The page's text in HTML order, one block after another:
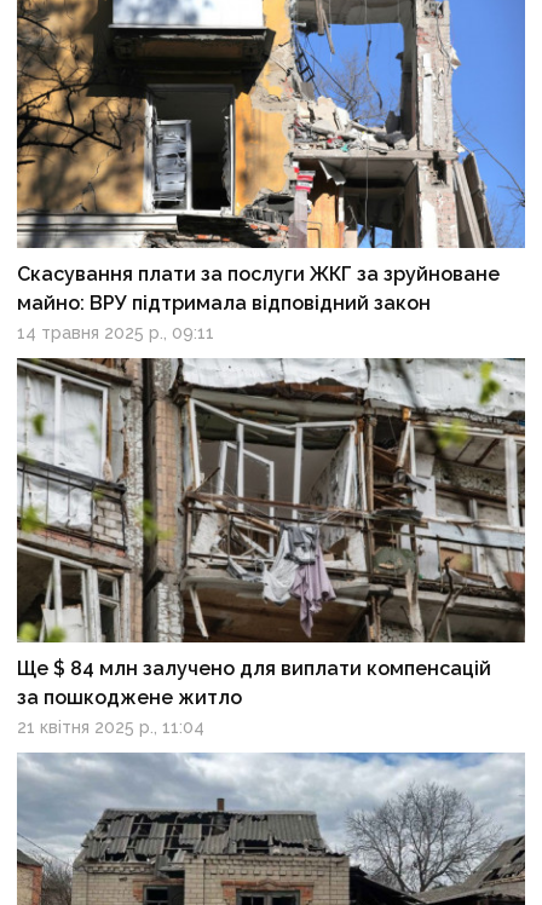
Скасування плати за послуги ЖКГ за зруйноване
майно: ВРУ підтримала відповідний закон
14 травня 2025 р., 09:11
Ще $ 84 млн залучено для виплати компенсацій
за пошкоджене житло
21 квітня 2025 р., 11:04